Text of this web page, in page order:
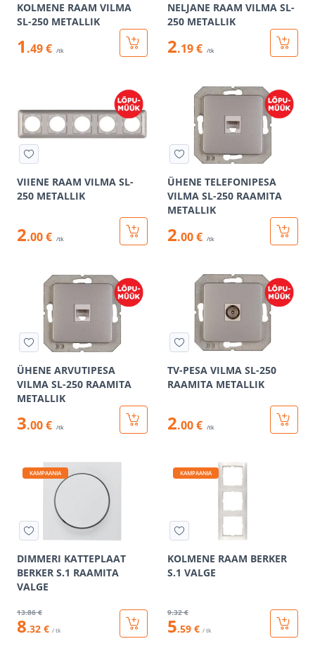
KOLMENE RAAM VILMA
SL-250 METALLIK
1 .49 € /tk
NELJANE RAAM VILMA SL-
250 METALLIK
2.19 € /tk
VIIENE RAAM VILMA SL-
250 METALLIK
2.00 € /tk
ÜHENE TELEFONIPESA
VILMA SL-250 RAAMITA
METALLIK
2.00 € /tk
ÜHENE ARVUTIPESA
VILMA SL-250 RAAMITA
METALLIK
3.00 € /tk
TV-PESA VILMA SL-250
RAAMITA METALLIK
2.00 € /tk
KAMPAANIA
DIMMERI KATTEPLAAT
BERKER S.1 RAAMITA
VALGE
13.86 €
8.32 € / tk
KAMPAANIA
KOLMENE RAAM BERKER
S.1 VALGE
9.32 €
5.59 € / tk